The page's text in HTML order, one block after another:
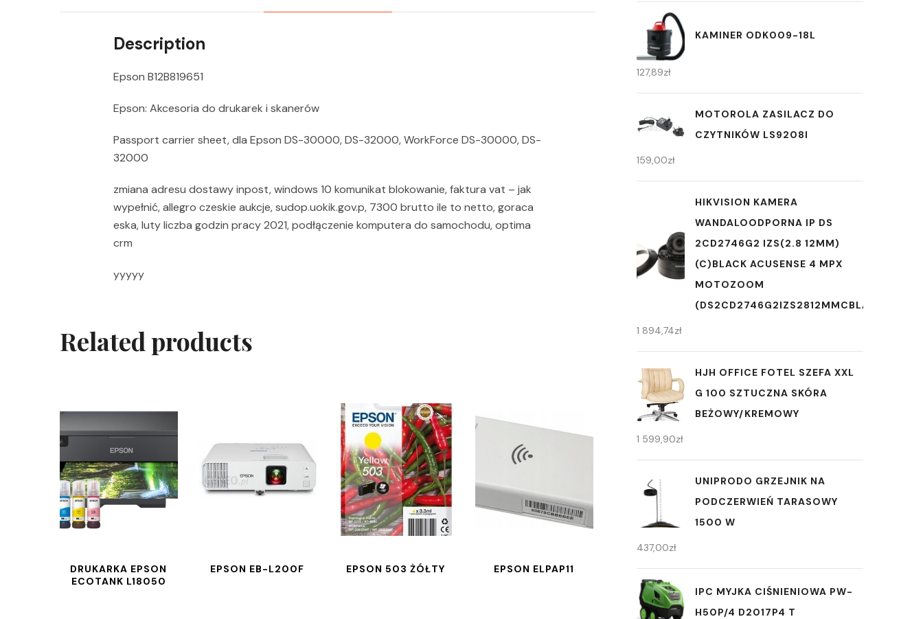
Description
Epson B12B819651
Epson: Akcesoria do drukarek i skanerów
Passport carrier sheet, dla Epson DS-30000, DS-32000, WorkForce DS-30000, DS-
32000
zmiana adresu dostawy inpost, windows 10 komunikat blokowanie, faktura vat – jak
wypełnić, allegro czeskie aukcje, sudop.uokik.gov.p, 7300 brutto ile to netto, goraca
eska, luty liczba godzin pracy 2021, podłączenie komputera do samochodu, optima
crm
yyyyy
Related products
DRUKARKA EPSON
ECOTANK L18050
EPSON EB-L200F EPSON 503 ŻÓŁTY EPSON ELPAP11
KAMINER ODK009-18L
127,89zł
MOTOROLA ZASILACZ DO
CZYTNIKÓW LS9208I
159,00zł
HIKVISION KAMERA
WANDALOODPORNA IP DS
2CD2746G2 IZS(2.8 12MM)
(C)BLACK ACUSENSE 4 MPX
MOTOZOOM
(DS2CD2746G2IZS2812MMCBLACK)
1 894,74zł
HJH OFFICE FOTEL SZEFA XXL
G 100 SZTUCZNA SKÓRA
BEŻOWY/KREMOWY
1 599,90zł
UNIPRODO GRZEJNIK NA
PODCZERWIEŃ TARASOWY
1500 W
437,00zł
IPC MYJKA CIŚNIENIOWA PW-
H50P/4 D2017P4 T